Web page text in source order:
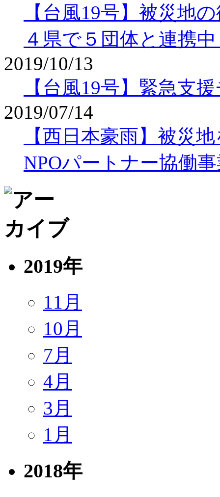
【台風19号】被災地
４県で５団体と連携
2019/10/13
【台風19号】緊急支
2019/07/14
【西日本豪雨】被災
NPOパートナー協働
2019年
11月
10月
7月
4月
3月
1月
2018年